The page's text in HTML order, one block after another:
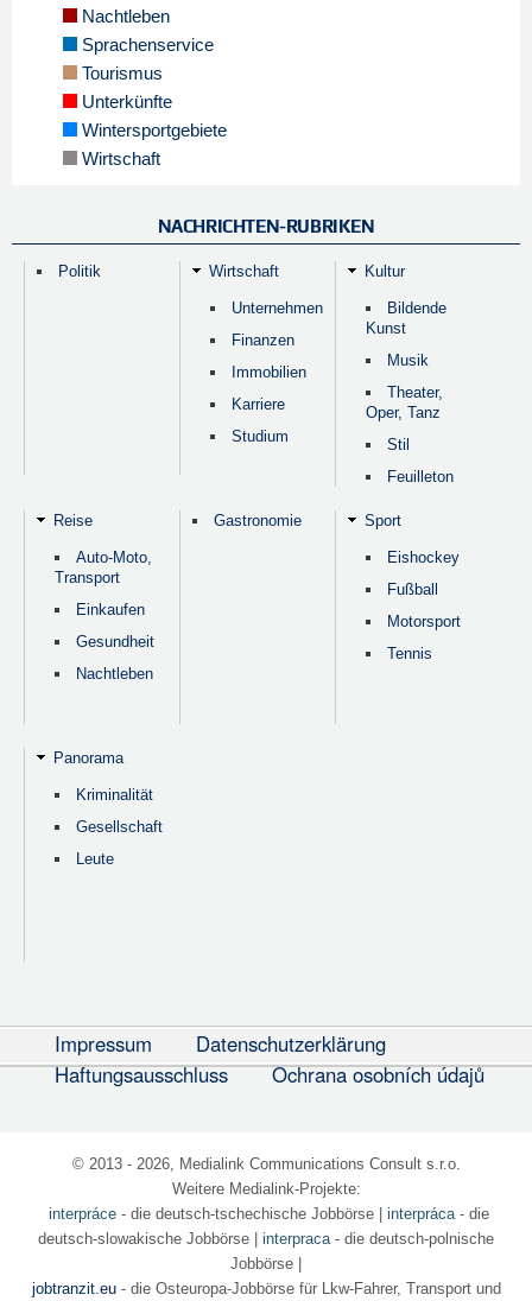
Nachtleben
Sprachenservice
Tourismus
Unterkünfte
Wintersportgebiete
Wirtschaft
NACHRICHTEN-RUBRIKEN
Politik Wirtschaft
Unternehmen
Finanzen
Immobilien
Karriere
Studium
Kultur
Bildende
Kunst
Musik
Theater,
Oper, Tanz
Stil
Feuilleton
Reise
Auto-Moto,
Transport
Einkaufen
Gesundheit
Nachtleben
Gastronomie Sport
Eishockey
Fußball
Motorsport
Tennis
Panorama
Kriminalität
Gesellschaft
Leute
Impressum
Datenschutzerklärung
Haftungsausschluss
Ochrana osobních údajů
© 2013 - 2026, Medialink Communications Consult s.r.o.
Weitere Medialink-Projekte:
interpráce- die deutsch-tschechische Jobbörse| interpráca- die
deutsch-slowakische Jobbörse | interpraca- die deutsch-polnische
Jobbörse |
jobtranzit.eu- die Osteuropa-Jobbörse für Lkw-Fahrer, Transport und